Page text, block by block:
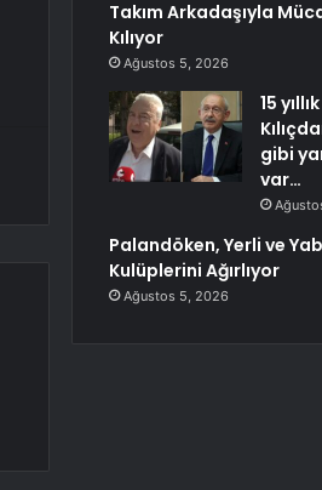
Takım Arkadaşıyla
Kılıyor
Ağustos 5, 2026
15
gibi
var…
Palandöken, Yerli ve
Kulüplerini Ağırlıyor
Ağustos 5, 2026